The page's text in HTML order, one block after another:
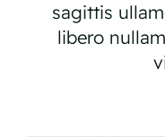
sagittis
libero